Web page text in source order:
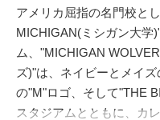
アメリカ屈指の名門校と
MICHIGAN(ミシガン大学
ム、"MICHIGAN
ズ)"は、ネイビーとメイ
の"M"ロゴ、そして"THE
スタジアムとともに、カ